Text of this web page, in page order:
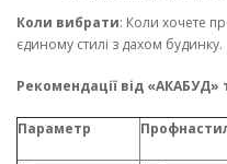
Коли вибрати: Коли хочете
єдиному стилі з дахом будинку.
Рекомендації від «АКАБУД»
Параметр